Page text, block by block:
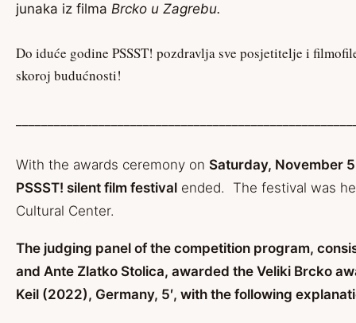
junaka iz filma Brcko u Zagrebu.
Do iduće godine PSSST! pozdravlja sve posjetitelje i
skoroj budućnosti!
With the awards ceremony on Saturday, November
PSSST! silent film festival ended. The festival was
Cultural Center.
The judging panel of the competition program,
and Ante Zlatko Stolica, awarded the Veliki Brcko
Keil (2022), Germany, 5′, with the following